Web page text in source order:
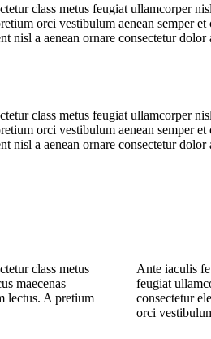
class metus feugiat ullamcorper
orci vestibulum aenean semper
a aenean ornare consectetur
class metus feugiat ullamcorper
orci vestibulum aenean semper
a aenean ornare consectetur
class metus
maecenas
lectus. A pretium
Ante iaculis
feugiat
consectetur
orci